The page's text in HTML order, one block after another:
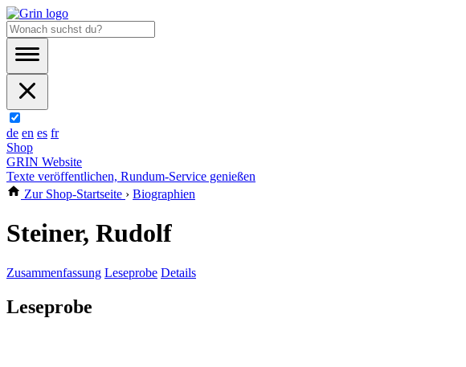
de en es fr
Shop
GRIN Website
Texte veröffentlichen, Rundum-Service genießen
Zur Shop-Startseite › Biographien
Steiner, Rudolf
Zusammenfassung Leseprobe Details
Leseprobe